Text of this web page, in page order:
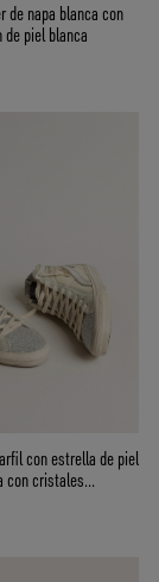
de napa blanca con
piel blanca
con estrella de piel
con cristales